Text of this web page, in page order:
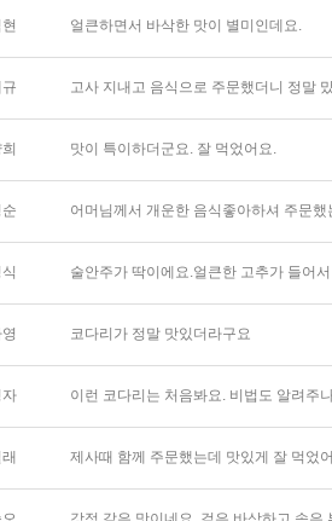
얼큰하면서 바삭한 맛이 별미인데요.
고사 지내고 음식으로 주문했더니 정말
맛이 특이하더군요. 잘 먹었어요.
어머님께서 개운한 음식좋아하셔 주문했
술안주가 딱이에요.얼큰한 고추가 들어
코다리가 정말 맛있더라구요
자 이런 코다리는 처음봐요. 비법도 알려주
제사때 함께 주문했는데 맛있게 잘 먹었